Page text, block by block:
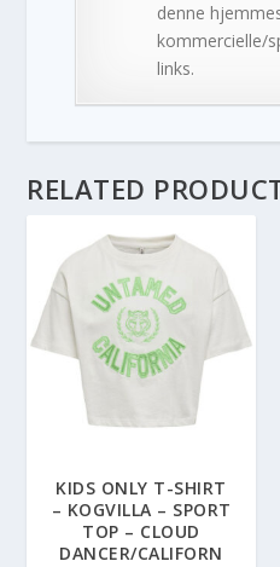
denne
kommercielle/
links.
RELATED
KIDS ONLY T-SHIRT
– KOGVILLA – SPORT
TOP – CLOUD
DANCER/CALIFORN